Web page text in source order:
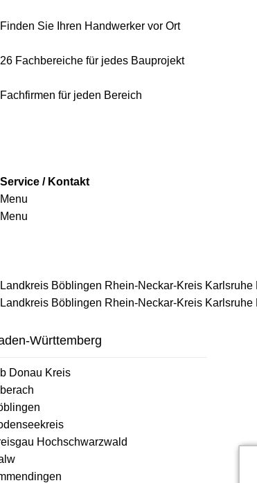
Finden Sie Ihren Handwerker vor Ort
26 Fachbereiche für jedes Bauprojekt
Fachfirmen für jeden Bereich
Service / Kontakt
Menu
Menu
Landkreis Böblingen Rhein-Neckar-Kreis Karlsruhe
Landkreis Böblingen Rhein-Neckar-Kreis Karlsruhe
Württemberg
Donau Kreis
Hochschwarzwald